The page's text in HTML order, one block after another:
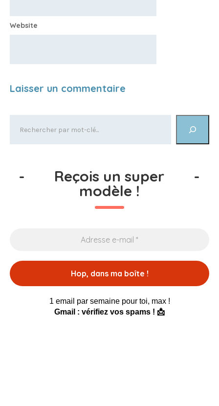
Website
- Reçois un super
modèle !
-
1 email par semaine pour toi, max !
Gmail : vérifiez vos spams ! 📩